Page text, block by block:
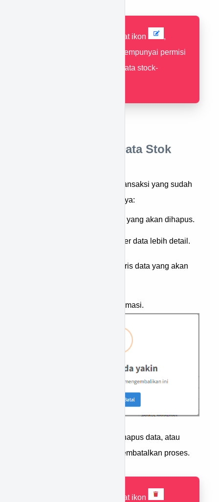
Jika tidak terdapat ikon
,
pastikan Anda mempunyai permisi
untuk merubah data stock-
Cara Menghapus Data Stok
Untuk menghapus data stok transaksi yang sudah
ada, berikut langkah-langkahnya:
Cari terlebih dahulu data yang akan dihapus.
untuk filter data lebih detail.
pada baris data yang akan
Akan tampil popup konfirmasi.
untuk menghapus data, atau
untuk membatalkan proses.
Jika tidak terdapat ikon